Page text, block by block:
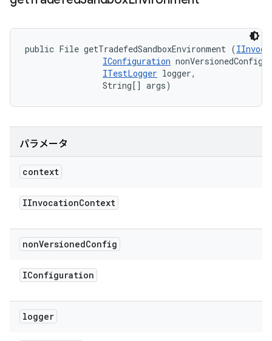
public File getTradefedSandboxEnvironment (
IConfiguration nonVersionedConfig,
ITestLogger logger,
                String[] args)
パラメータ
context
IInvocationContext
nonVersionedConfig
IConfiguration
logger